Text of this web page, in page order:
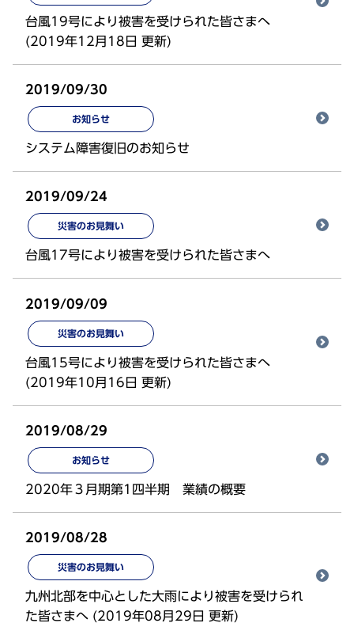
台風19号により被害を受けられた皆さまへ
(2019年12月18日 更新)
2019/09/30
お知らせ
システム障害復旧のお知らせ
2019/09/24
災害のお見舞い
台風17号により被害を受けられた皆さまへ
2019/09/09
災害のお見舞い
台風15号により被害を受けられた皆さまへ
(2019年10月16日 更新)
2019/08/29
お知らせ
2020年３月期第1四半期 業績の概要
2019/08/28
災害のお見舞い
九州北部を中心とした大雨により被害を受けられ
た皆さまへ (2019年08月29日 更新)